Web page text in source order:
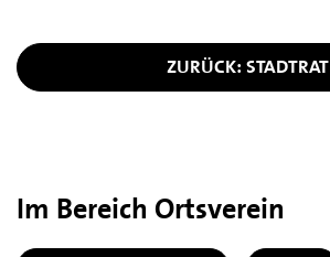
ZURÜCK: STADTRAT
Im Bereich Ortsverein